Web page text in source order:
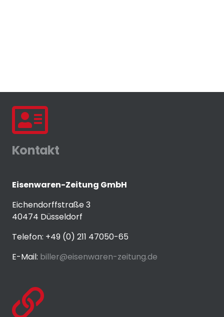
Kontakt
Eisenwaren-Zeitung GmbH
Eichendorffstraße 3
40474 Düsseldorf
Telefon: +49 (0) 211 47050-65
E-Mail: biller@eisenwaren-zeitung.de